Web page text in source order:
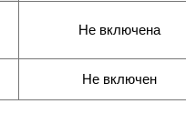
Не включена
Не включен